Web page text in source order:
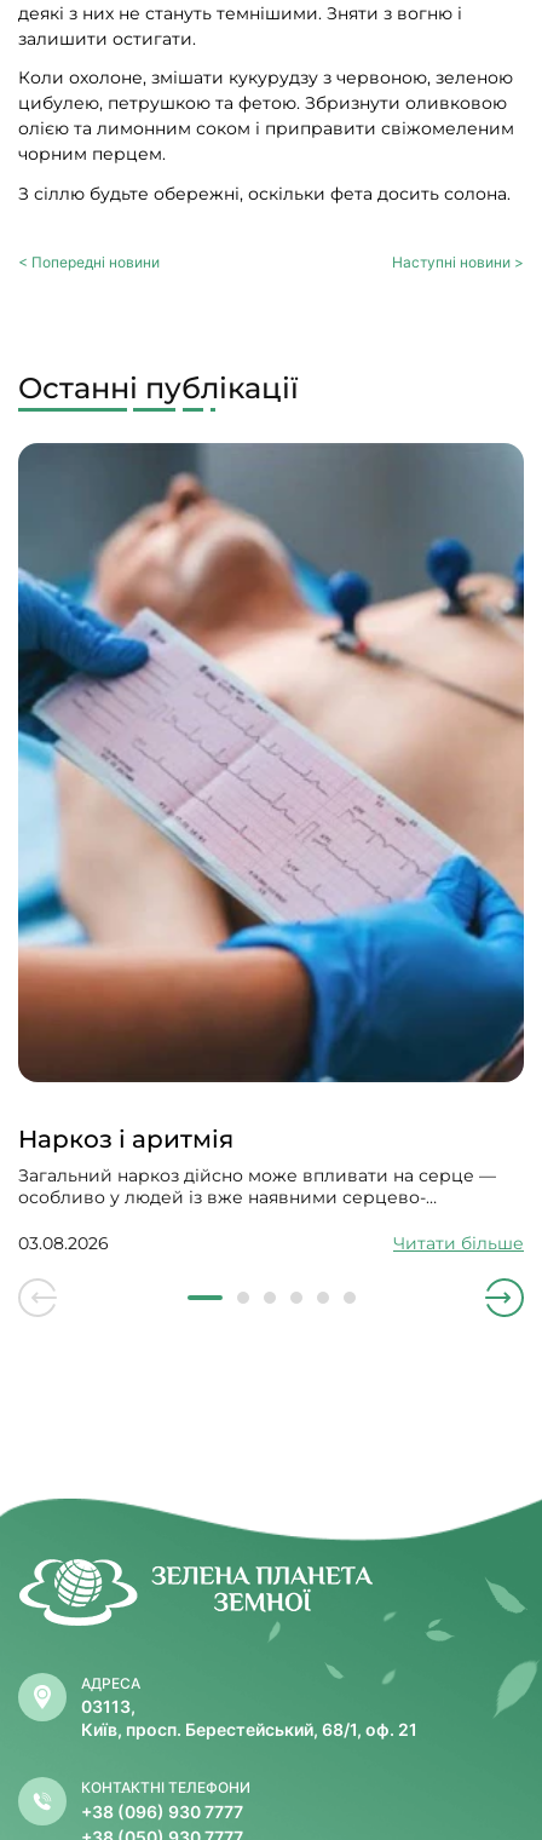
деякі з них не стануть темнішими. Зняти з вогню і
залишити остигати.
Коли охолоне, змішати кукурудзу з червоною, зеленою
цибулею, петрушкою та фетою. Збризнути оливковою
олією та лимонним соком і приправити свіжомеленим
чорним перцем.
З сіллю будьте обережні, оскільки фета досить солона.
< Попередні новини Наступні новини >
Останні публікації
Наркоз і аритмія
Загальний наркоз дійсно може впливати на серце —
особливо у людей із вже наявними серцево-
серцевого ритму, гіпотонію, зменшити силу скорочень
03.08.2026 Читати більше
АДРЕСА
03113,
Київ, просп. Берестейський, 68/1, оф. 21
КОНТАКТНІ ТЕЛЕФОНИ
+38 (096) 930 7777